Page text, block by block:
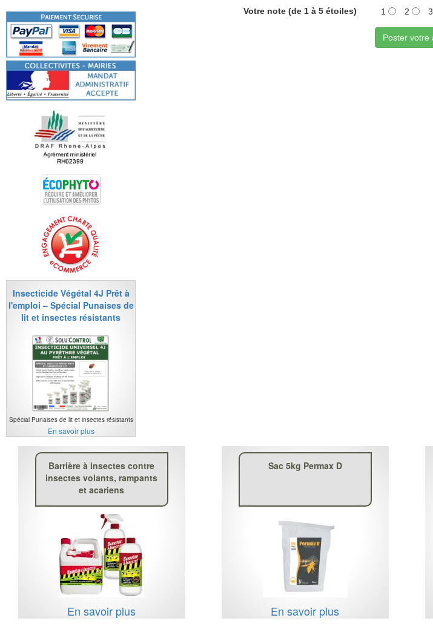
Insecticide Végétal 4J Prêt à
l'emploi – Spécial Punaises de
lit et insectes résistants
Spécial Punaises de lit et insectes résistants
En savoir plus
Votre note (de 1 à 5 étoiles) 1 2 3
Poster votre
Barrière à insectes contre
insectes volants, rampants
et acariens
En savoir plus
Sac 5kg Permax D
En savoir plus